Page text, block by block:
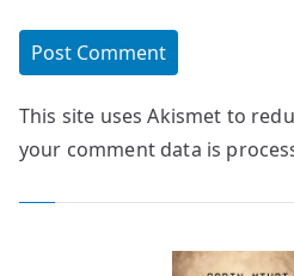
This site uses Akismet to
your comment data is